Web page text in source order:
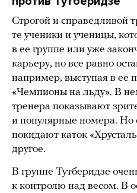
Строгой и справедливой
те ученики и ученицы,
в ее группе или уже
карьеру, но все равно
например, выступая в ее
«Чемпионы на льду». В
тренера показывают
и популярные номера. Но
покидают каток
другое.
В группе Тутберидзе
к контролю над весом. В